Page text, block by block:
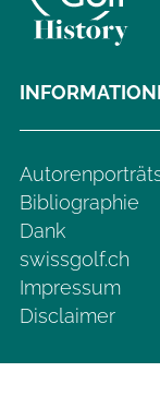
Bibliographie
Dank
swissgolf.ch
Impressum
Disclaimer